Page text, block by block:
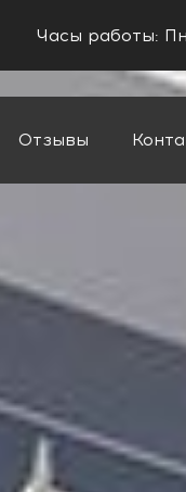
Часы работы:
Отзывы